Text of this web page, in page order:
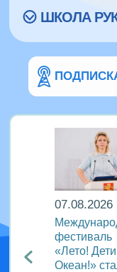
ШКОЛА
07.08.2026
фестиваль
«Лето!
Океан!»